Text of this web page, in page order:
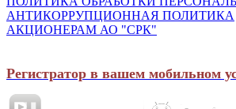
АНТИКОРРУПЦИОННАЯ ПОЛИТИКА
АКЦИОНЕРАМ АО "СРК"
Регистратор в вашем мобильном